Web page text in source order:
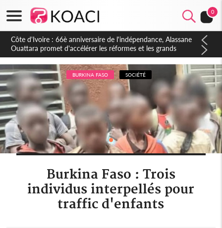
0
Côte d'Ivoire : À Abidjan, Amadou Oury Bah admire le modèle
ivoirien et veut s'en inspirer pour accélérer le développement
de la Guinée
BURKINA FASO SOCIÉTÉ
Burkina Faso : Trois
individus interpellés pour
traffic d'enfants